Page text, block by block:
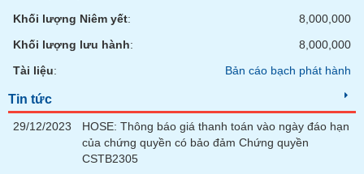
Khối lượng Niêm yết:
8,000,000
Khối lượng lưu hành:
8,000,000
Tài liệu: Bản cáo bạch phát hành
Tin tức
29/12/2023
HOSE: Thông báo giá thanh toán vào ngày đáo hạn
của chứng quyền có bảo đảm Chứng quyền
CSTB2305